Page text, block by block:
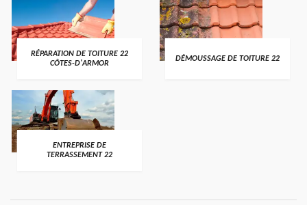
RÉPARATION DE TOITURE 22
CÔTES-D'ARMOR
DÉMOUSSAGE DE TOITURE 22
ENTREPRISE DE
TERRASSEMENT 22